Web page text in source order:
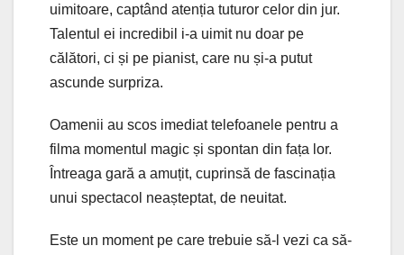
uimitoare, captând atenția tuturor celor din jur.
Talentul ei incredibil i-a uimit nu doar pe
călători, ci și pe pianist, care nu și-a putut
ascunde surpriza.
Oamenii au scos imediat telefoanele pentru a
filma momentul magic și spontan din fața lor.
Întreaga gară a amuțit, cuprinsă de fascinația
unui spectacol neașteptat, de neuitat.
Este un moment pe care trebuie să-l vezi ca să-